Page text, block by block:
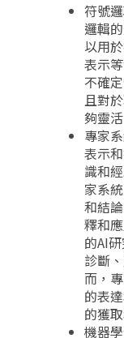
符號
邏輯
以用
表示
不確
且對
夠靈活
專家
表示
識和
家系
和結
釋和
的AI
診斷
而，
的表
的獲
機器